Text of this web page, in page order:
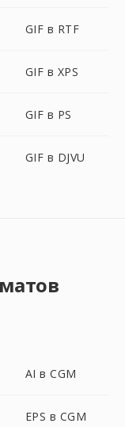
GIF в RTF
GIF в XPS
GIF в PS
GIF в DJVU
AI в CGM
EPS в CGM